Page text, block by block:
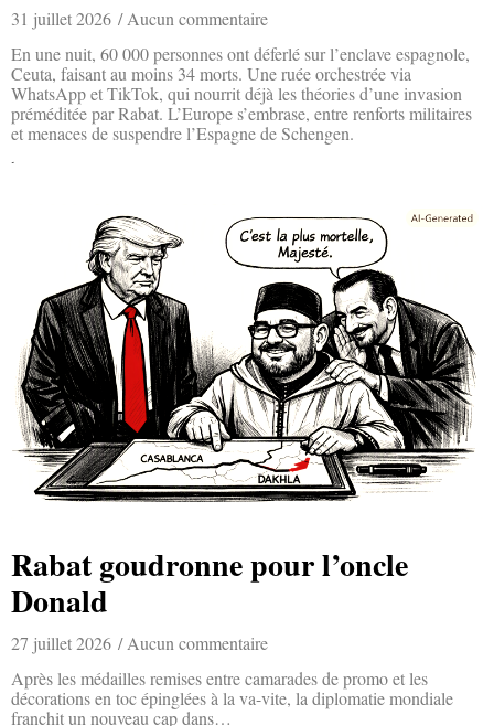
31 juillet 2026
Aucun commentaire
En une nuit, 60 000 personnes ont déferlé sur l’enclave espagnole,
Ceuta, faisant au moins 34 morts. Une ruée orchestrée via
WhatsApp et TikTok, qui nourrit déjà les théories d’une invasion
préméditée par Rabat. L’Europe s’embrase, entre renforts militaires
et menaces de suspendre l’Espagne de Schengen.
Rabat goudronne pour l’oncle
Donald
27 juillet 2026
Aucun commentaire
Après les médailles remises entre camarades de promo et les
décorations en toc épinglées à la va-vite, la diplomatie mondiale
franchit un nouveau cap dans…